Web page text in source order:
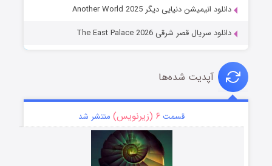
دانلود انیمیشن دنیایی دیگر Another World 2025
دانلود سریال قصر شرقی The East Palace 2026
آپدیت شده‌ها
قسمت ۶ (زیرنویس) منتشر شد